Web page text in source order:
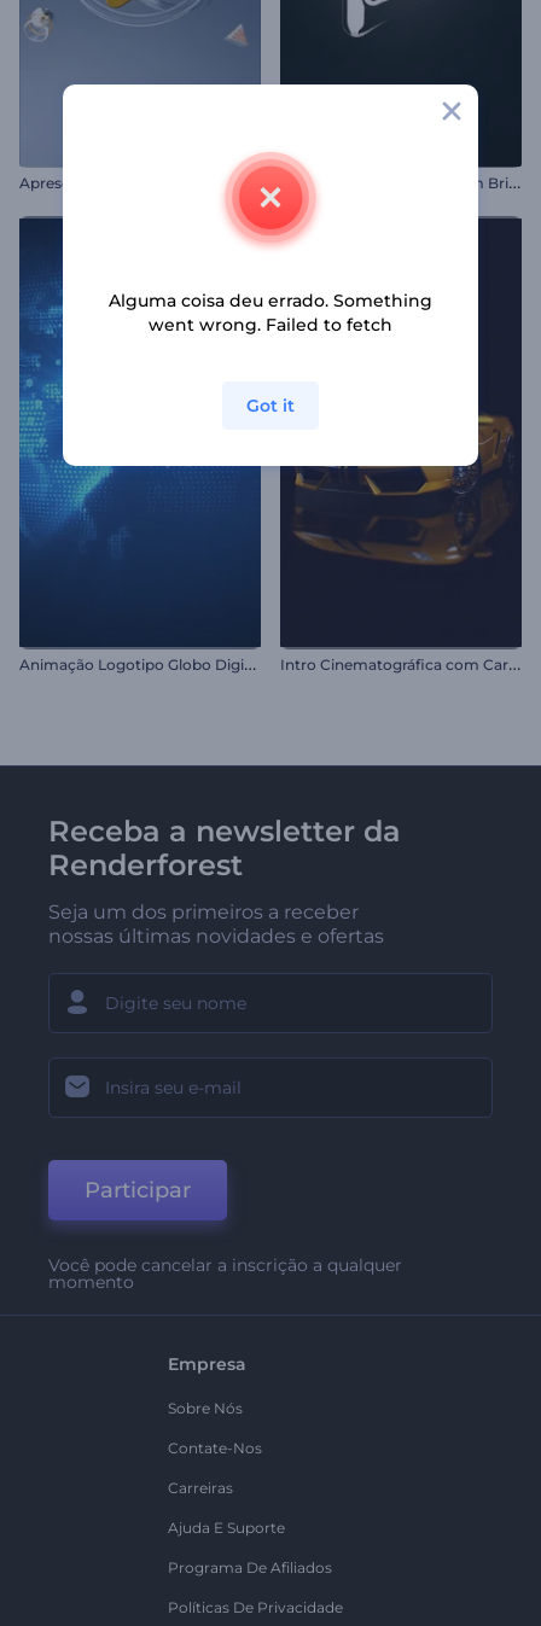
Apresentação de Logo - Formas Metálicas R
evelação de Logotipo com Brilho Cinematográfico
A
nimação Logotipo Globo Digital I
ntro Cinematográfica com Carro
Receba a newsletter da
Renderforest
Seja um dos primeiros a receber
nossas últimas novidades e ofertas
Participar
Você pode cancelar a inscrição a qualquer
momento
Empresa
Sobre Nós
Contate-Nos
Carreiras
Ajuda E Suporte
Programa De Afiliados
Políticas De Privacidade
Alguma coisa deu errado. Something
went wrong. Failed to fetch
Got it